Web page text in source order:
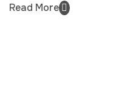
Read More